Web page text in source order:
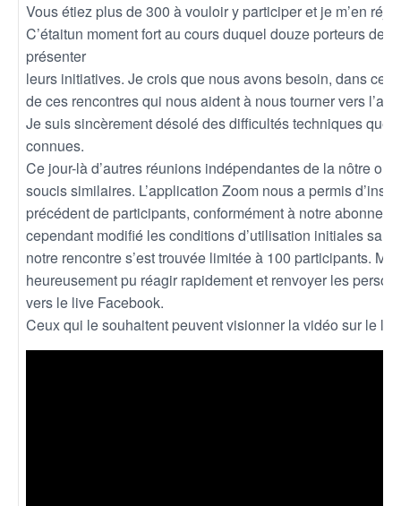
Vous étiez plus de 300 à vouloir y participer et je m’en
C’étaitun moment fort au cours duquel douze porteurs de
présenter
leurs initiatives. Je crois que nous avons besoin, dans
de ces rencontres qui nous aident à nous tourner vers
Je suis sincèrement désolé des difficultés techniques que
connues.
Ce jour-là d’autres réunions indépendantes de la nôtre ont
soucis similaires. L’application Zoom nous a permis
précédent de participants, conformément à notre
cependant modifié les conditions d’utilisation initiales
notre rencontre s’est trouvée limitée à 100 participants.
heureusement pu réagir rapidement et renvoyer les
vers le live Facebook.
Ceux qui le souhaitent peuvent visionner la vidéo sur le